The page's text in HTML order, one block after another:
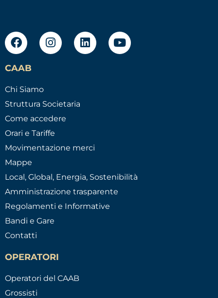
CAAB
Chi Siamo
Struttura Societaria
Come accedere
Orari e Tariffe
Movimentazione merci
Mappe
Local, Global, Energia, Sostenibilità
Amministrazione trasparente
Regolamenti e Informative
Bandi e Gare
Contatti
OPERATORI
Operatori del CAAB
Grossisti